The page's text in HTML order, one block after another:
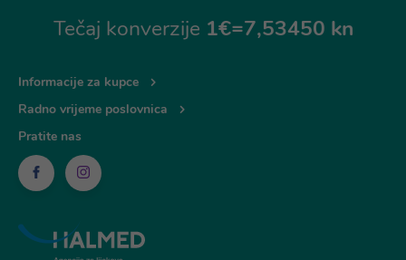
Tečaj konverzije 1€=7,53450 kn
Informacije za kupce
Radno vrijeme poslovnica
Pratite nas